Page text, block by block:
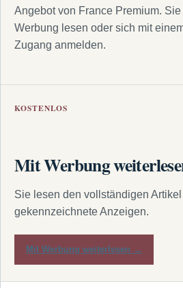
Angebot von France Premium.
Werbung lesen oder sich mit
Zugang anmelden.
KOSTENLOS
Mit Werbung
Sie lesen den vollständigen
gekennzeichnete Anzeigen.
Mit Werbung weiterlesen →